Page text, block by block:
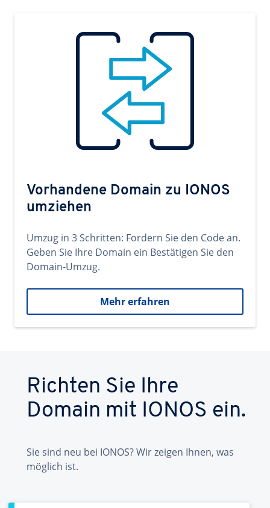
Vorhandene Domain zu IONOS
umziehen
Umzug in 3 Schritten: Fordern Sie den Code an.
Geben Sie Ihre Domain ein Bestätigen Sie den
Domain-Umzug.
Mehr erfahren
Richten Sie Ihre
Domain mit IONOS ein.
Sie sind neu bei IONOS? Wir zeigen Ihnen, was
möglich ist.